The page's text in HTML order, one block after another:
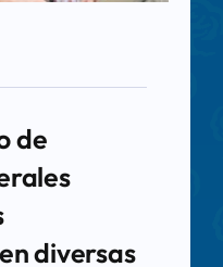
de
diversas